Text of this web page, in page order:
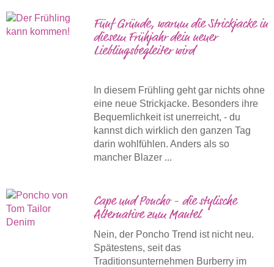
Fünf Gründe, warum die Strickjacke in
diesem Frühjahr dein neuer
Lieblingsbegleiter wird
In diesem Frühling geht gar nichts ohne
eine neue Strickjacke. Besonders ihre
Bequemlichkeit ist unerreicht, - du
kannst dich wirklich den ganzen Tag
darin wohlfühlen. Anders als so
mancher Blazer ...
Cape und Poncho - die stylische
Alternative zum Mantel
Nein, der Poncho Trend ist nicht neu.
Spätestens, seit das
Traditionsunternehmen Burberry im